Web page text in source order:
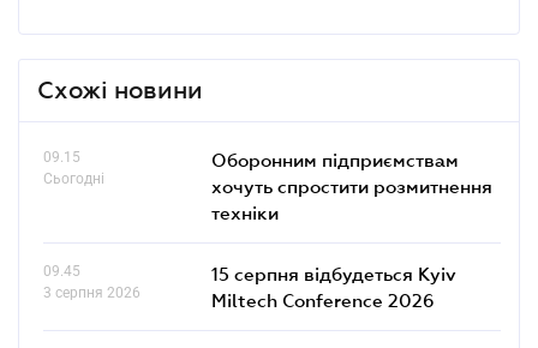
Схожі новини
09.15
Сьогодні
Оборонним підприємствам
хочуть спростити розмитнення
техніки
09.45
3 серпня 2026
15 серпня відбудеться Kyiv
Miltech Conference 2026